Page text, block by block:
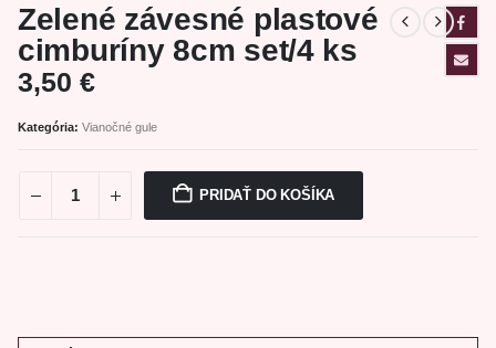
Zelené závesné plastové
cimburíny 8cm set/4 ks
3,50 €
Kategória: Vianočné gule
PRIDAŤ DO KOŠÍKA